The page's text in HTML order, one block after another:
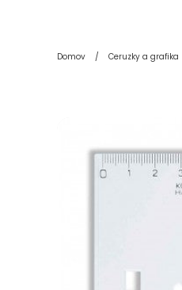
Domov Ceruzky a grafika